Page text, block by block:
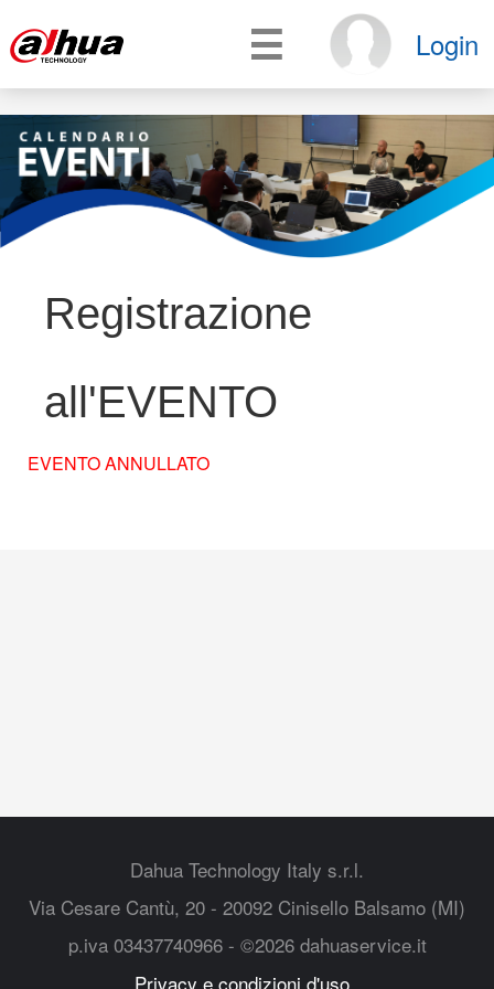
Login
☰
Registrazione
all'EVENTO
EVENTO ANNULLATO
Dahua Technology Italy s.r.l.
Via Cesare Cantù, 20 - 20092 Cinisello Balsamo (MI)
p.iva 03437740966 - ©2026 dahuaservice.it
Privacy e condizioni d'uso